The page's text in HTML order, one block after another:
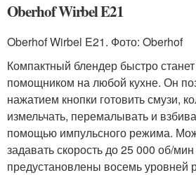
Oberhof Wirbel E21
Oberhof Wirbel E21. Фото: Oberhof
Компактный блендер быстро
помощником на любой кухне. Он
нажатием кнопки готовить смузи,
измельчать, перемалывать и
помощью импульсного режима.
задавать скорость до 25 000 об/
предустановлены восемь уровней